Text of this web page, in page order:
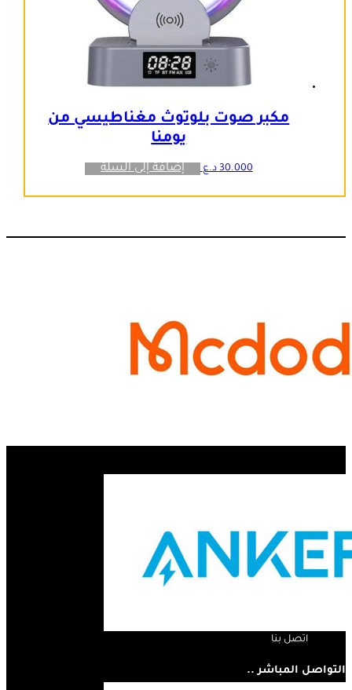
مكبر صوت بلوتوث مغناطيسي من
يومنا
30.000 د.ع إضافة إلى السلة
الروابط السريعة ..
الرئيسية
اتصل بنا
التواصل المباشر ..